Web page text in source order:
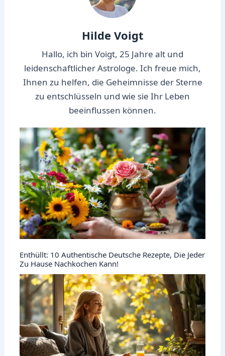
Hilde Voigt
Hallo, ich bin Voigt, 25 Jahre alt und
leidenschaftlicher Astrologe. Ich freue mich,
Ihnen zu helfen, die Geheimnisse der Sterne
zu entschlüsseln und wie sie Ihr Leben
beeinflussen können.
Enthüllt: 10 Authentische Deutsche Rezepte, Die Jeder
Zu Hause Nachkochen Kann!